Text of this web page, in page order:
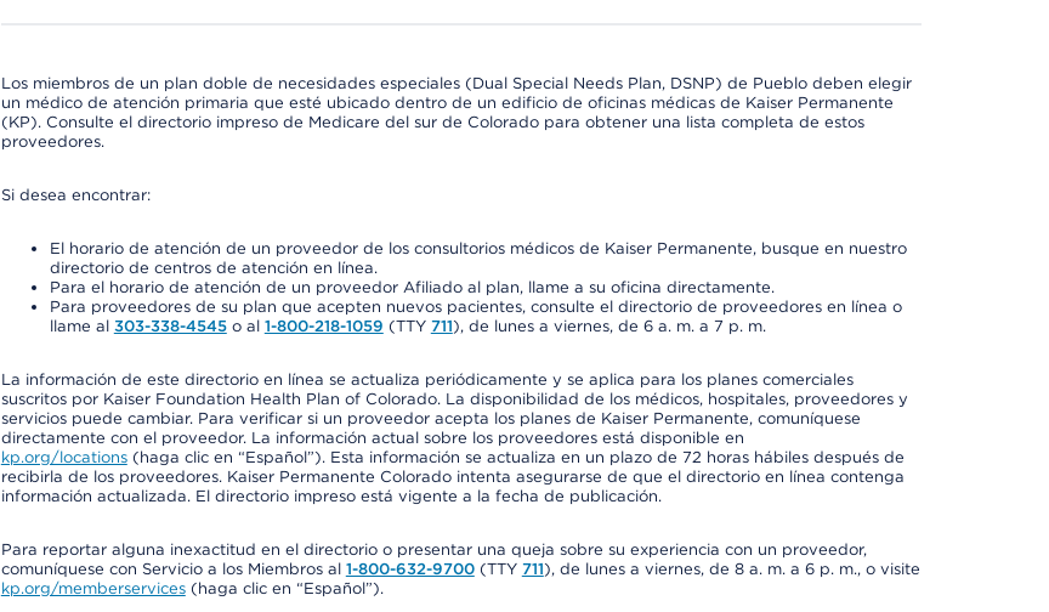
Los miembros de un plan doble de necesidades especiales (Dual Special Needs Plan, DSNP) de Pueblo deben elegir
un médico de atención primaria que esté ubicado dentro de un edificio de oficinas médicas de Kaiser Permanente
(KP). Consulte el directorio impreso de Medicare del sur de Colorado para obtener una lista completa de estos
proveedores.
Si desea encontrar:
El horario de atención de un proveedor de los consultorios médicos de Kaiser Permanente, busque en nuestro
directorio de centros de atención en línea.
Para el horario de atención de un proveedor Afiliado al plan, llame a su oficina directamente.
Para proveedores de su plan que acepten nuevos pacientes, consulte el directorio de proveedores en línea o
llame al 303-338-4545o al 1-800-218-1059 (TTY 711), de lunes a viernes, de 6 a. m. a 7 p. m.
La información de este directorio en línea se actualiza periódicamente y se aplica para los planes comerciales
suscritos por Kaiser Foundation Health Plan of Colorado. La disponibilidad de los médicos, hospitales, proveedores y
servicios puede cambiar. Para verificar si un proveedor acepta los planes de Kaiser Permanente, comuníquese
directamente con el proveedor. La información actual sobre los proveedores está disponible en
kp.org/locations(haga clic en “Español”). Esta información se actualiza en un plazo de 72 horas hábiles después de
recibirla de los proveedores. Kaiser Permanente Colorado intenta asegurarse de que el directorio en línea contenga
información actualizada. El directorio impreso está vigente a la fecha de publicación.
Para reportar alguna inexactitud en el directorio o presentar una queja sobre su experiencia con un proveedor,
comuníquese con Servicio a los Miembros al 1-800-632-9700(TTY 711), de lunes a viernes, de 8 a. m. a 6 p. m., o visite
kp.org/memberservices(haga clic en “Español”).